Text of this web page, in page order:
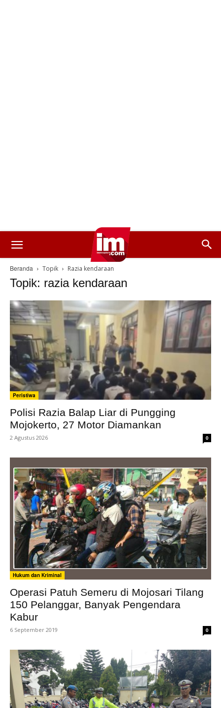
Beranda Topik Razia kendaraan
Topik: razia kendaraan
Peristiwa
Polisi Razia Balap Liar di Pungging
Mojokerto, 27 Motor Diamankan
2 Agustus 2026 0
Hukum dan Kriminal
Operasi Patuh Semeru di Mojosari Tilang
150 Pelanggar, Banyak Pengendara
Kabur
6 September 2019 0